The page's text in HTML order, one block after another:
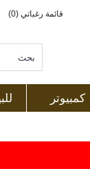
قائمة رغباتي (0)
كمبيوتر